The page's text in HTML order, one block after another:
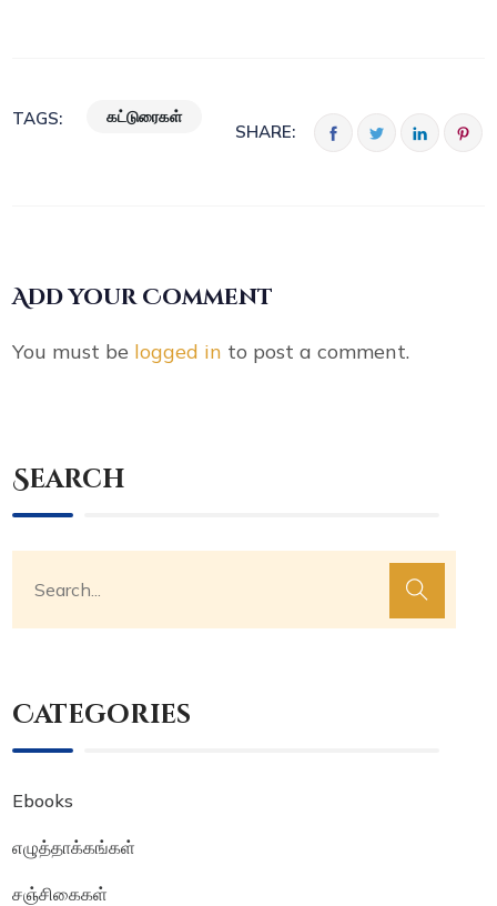
TAGS: கட்டுரைகள்
SHARE:
Add your Comment
You must be logged in to post a comment.
Search
Categories
Ebooks
எழுத்தாக்கங்கள்
சஞ்சிகைகள்